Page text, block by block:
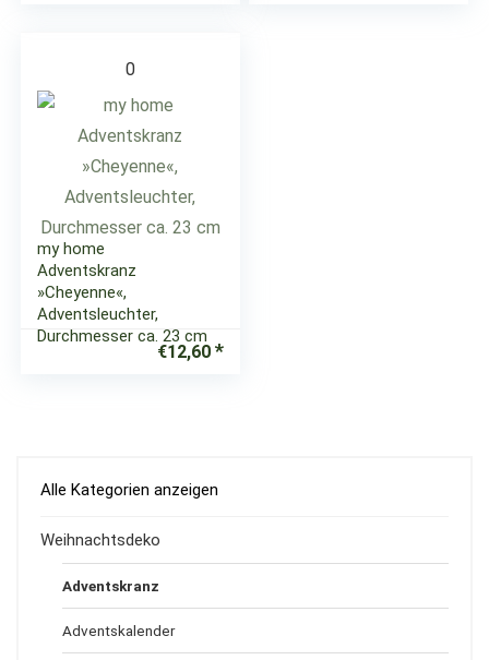
0
my home
Adventskranz
»Cheyenne«,
Adventsleuchter,
Durchmesser ca. 23 cm
€12,60
Alle Kategorien anzeigen
Weihnachtsdeko
Adventskranz
Adventskalender